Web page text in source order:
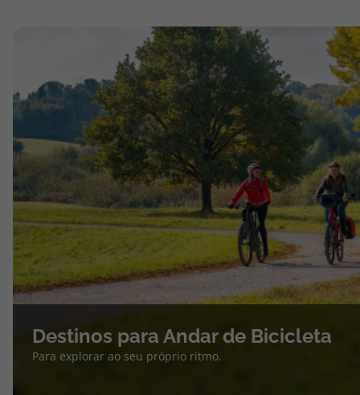
Destinos para Andar de Bicicleta
Para explorar ao seu próprio ritmo.